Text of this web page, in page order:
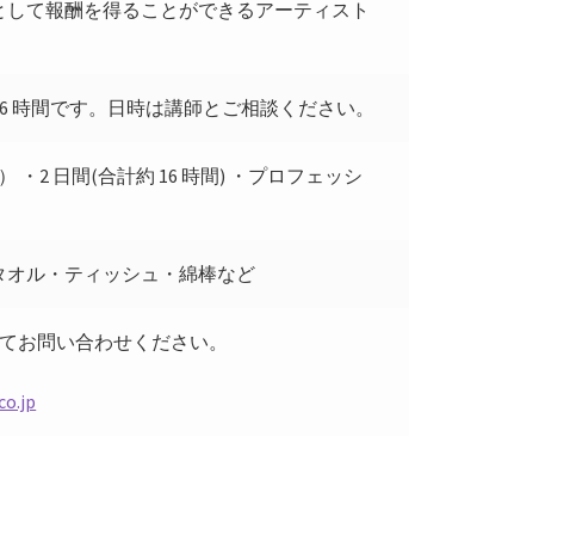
て報酬を得ることができるアーティスト
時間です。日時は講師とご相談ください。
・2 日間(合計約 16 時間) ・プロフェッシ
ル・ティッシュ・綿棒など
お問い合わせください。